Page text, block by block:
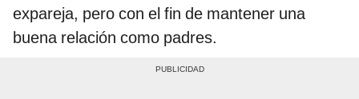
expareja, pero con el fin de mantener una
buena relación como padres.